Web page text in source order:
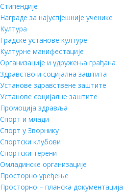
Стипендије
Награде за најуспјешније ученике
Култура
Градске установе културе
Културне манифестације
Организације и удружења грађана
Здравство и социјална заштита
Установе здравствене заштите
Установе социјалне заштите
Промоција здравља
Спорт и млади
Спорт у Зворнику
Спортски клубови
Спортски терени
Омладинске организације
Просторно уређење
Просторно – планска